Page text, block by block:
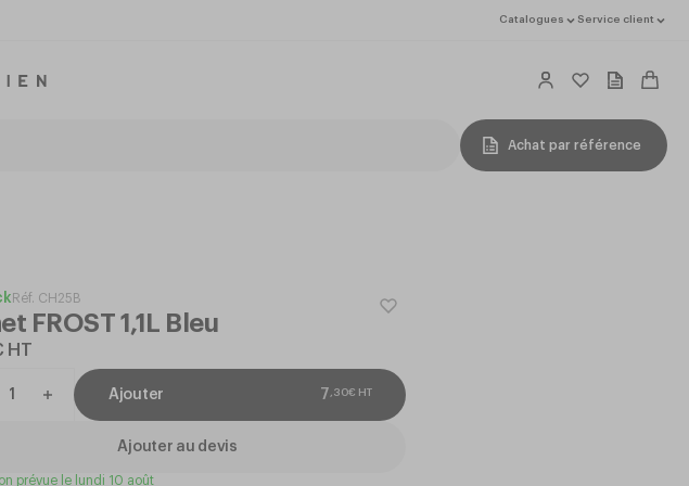
Catalogues Service client
Achat par référence
Réf. CH25B
FROST 1,1L Bleu
HT
Ajouter 7 30€ HT
Ajouter au devis
prévue le lundi 10 août